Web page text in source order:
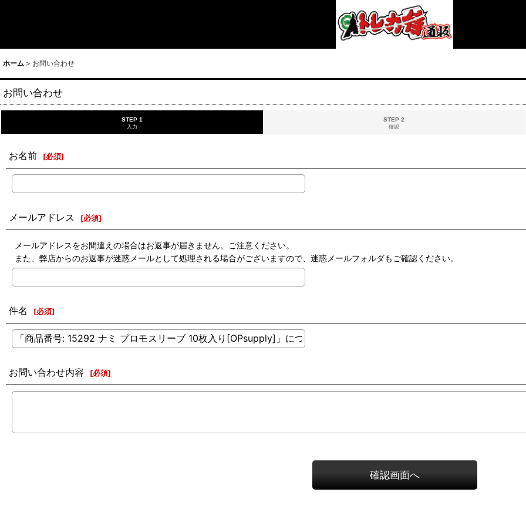
ホーム > お問い合わせ
お問い合わせ
STEP 1
入力
STEP 2
確認
お名前 [必須]
メールアドレス [必須]
メールアドレスをお間違えの場合はお返事が届きません。ご注意ください。
また、弊店からのお返事が迷惑メールとして処理される場合がございますので、迷惑メールフォルダもご確認ください。
件名 [必須]
お問い合わせ内容 [必須]
確認画面へ